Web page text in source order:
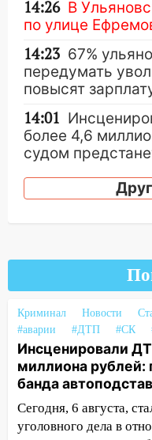
14:26 В
по улице
14:23 67%
передумать
повысят
14:01
более 4,6
судом
13:36 В Инзе
обвиняли в
12:28
Миллион
Ульяновской
провернул
проездными
12:10
120 тысяч долга
Криминал Новости
#аварии
#ДТП #СК
Инсценировали
миллиона рублей:
банда
Сегодня, 6 августа,
уголовного дела в